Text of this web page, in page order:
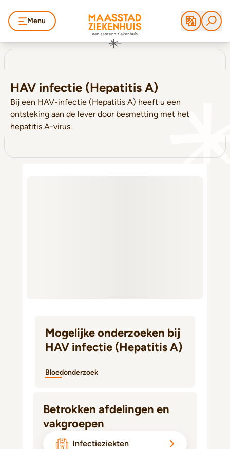
Menu
HAV infectie (Hepatitis A)
Bij een HAV-infectie (Hepatitis A) heeft u een
ontsteking aan de lever door besmetting met het
hepatitis A-virus.
Mogelijke onderzoeken bij
HAV infectie (Hepatitis A)
Bloedonderzoek
Betrokken afdelingen en
vakgroepen
Infectieziekten